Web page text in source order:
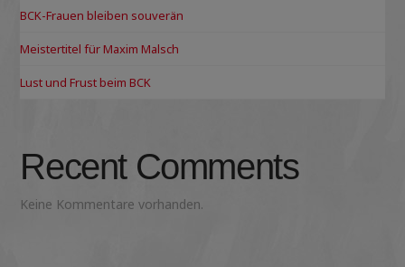
BCK-Frauen bleiben souverän
Meistertitel für Maxim Malsch
Lust und Frust beim BCK
Recent Comments
Keine Kommentare vorhanden.